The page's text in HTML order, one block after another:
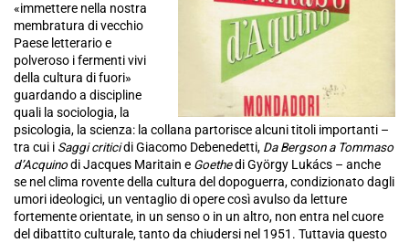
«immettere nella nostra
membratura di vecchio
Paese letterario e
polveroso i fermenti vivi
della cultura di fuori»
guardando a discipline
quali la sociologia, la
psicologia, la scienza: la collana partorisce alcuni titoli importanti –
tra cui i Saggi criticidi Giacomo Debenedetti, Da Bergson a Tommaso
d’Acquinodi Jacques Maritain e Goethedi György Lukács – anche
se nel clima rovente della cultura del dopoguerra, condizionato dagli
umori ideologici, un ventaglio di opere così avulso da letture
fortemente orientate, in un senso o in un altro, non entra nel cuore
del dibattito culturale, tanto da chiudersi nel 1951. Tuttavia questo